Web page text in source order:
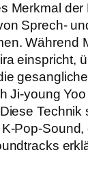
Merkmal der
Sprech-
Während
einspricht,
Ji-young
Technik
Pop-Sound,